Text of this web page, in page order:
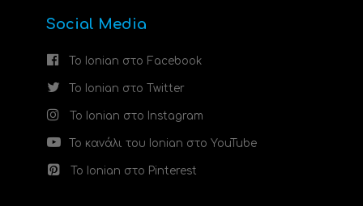
Social Media
Το Ionian στο Facebook
Το Ionian στο Twitter
Το Ionian στο Instagram
Το κανάλι του Ionian στο YouTube
Το Ionian στο Pinterest